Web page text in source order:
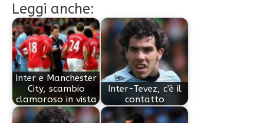
Leggi anche:
Inter e Manchester
City, scambio
clamoroso in vista
Inter-Tevez, c'è il
contatto